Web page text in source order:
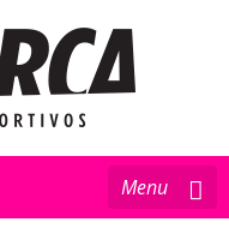
Toggle
navigation
Menu